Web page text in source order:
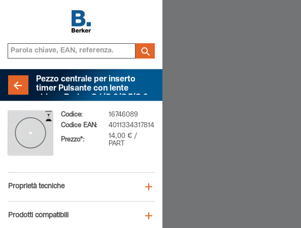
Pezzo centrale per inserto
timer Pulsante con lente
Codice:
16746089
Codice EAN:
4011334317814
Prezzo*:
14,00 € /
PART
Proprietà tecniche
Prodotti compatibili